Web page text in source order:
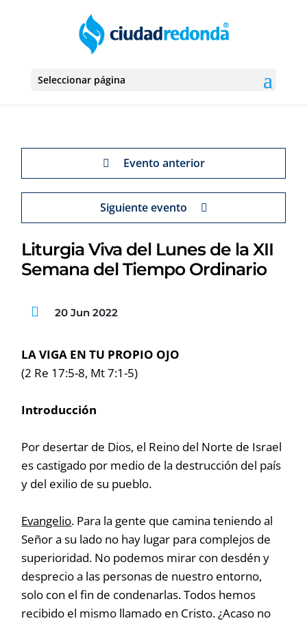
Seleccionar página
Evento anterior
Siguiente evento
Liturgia Viva del Lunes de la XII
Semana del Tiempo Ordinario
20 Jun 2022
LA VIGA EN TU PROPIO OJO
(2 Re 17:5-8, Mt 7:1-5)
Introducción
Por desertar de Dios, el Reino del Norte de Israel
es castigado por medio de la destrucción del país
y del exilio de su pueblo.
Evangelio. Para la gente que camina teniendo al
Señor a su lado no hay lugar para complejos de
superioridad. No podemos mirar con desdén y
desprecio a las personas de nuestro entorno,
solo con el fin de condenarlas. Todos hemos
recibido el mismo llamado en Cristo. ¿Acaso no